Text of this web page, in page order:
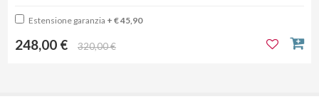
Estensione garanzia + € 45,90
248,00 € 320,00 €